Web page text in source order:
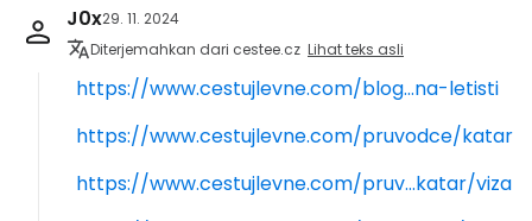
J0x29. 11. 2024
Diterjemahkan dari cestee.cz Lihat teks asli
https://www.cestujlevne.com/blog...na-letisti
https://www.cestujlevne.com/pruvodce/katar
https://www.cestujlevne.com/pruv...katar/viza